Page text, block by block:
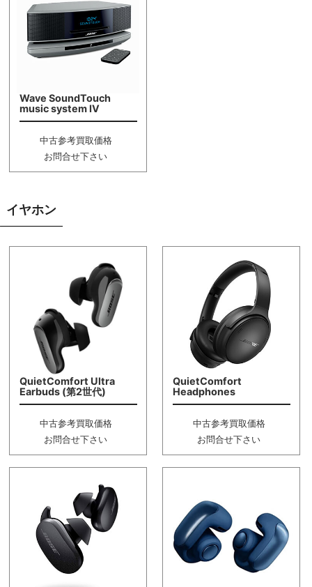
Wave SoundTouch
music system IV
中古参考買取価格
お問合せ下さい
イヤホン
QuietComfort Ultra
Earbuds (第2世代)
中古参考買取価格
お問合せ下さい
QuietComfort
Headphones
中古参考買取価格
お問合せ下さい